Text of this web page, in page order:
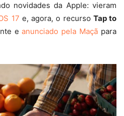
novidades da Apple: vieram
17 e, agora, o recurso Tap to
eanunciado pela Maçã para